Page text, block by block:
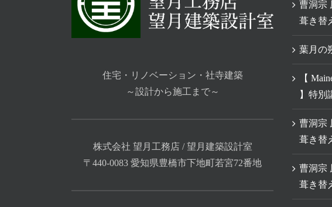
住宅・リノベーション・社寺建築
～設計から施工まで～
株式会社 望月工務店 / 望月建築設計室
〒440-0083 愛知県豊橋市下地町若宮72番地
曹洞宗
葺き替
葉月の
【
】特別
曹洞宗
葺き替
曹洞宗
葺き替